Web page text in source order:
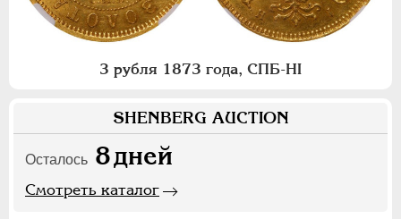
3 рубля 1873 года, СПБ-НI
SHENBERG AUCTION
Осталось 8дней
Смотреть каталог